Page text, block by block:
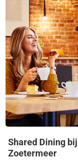
Shared Dining
Zoetermeer